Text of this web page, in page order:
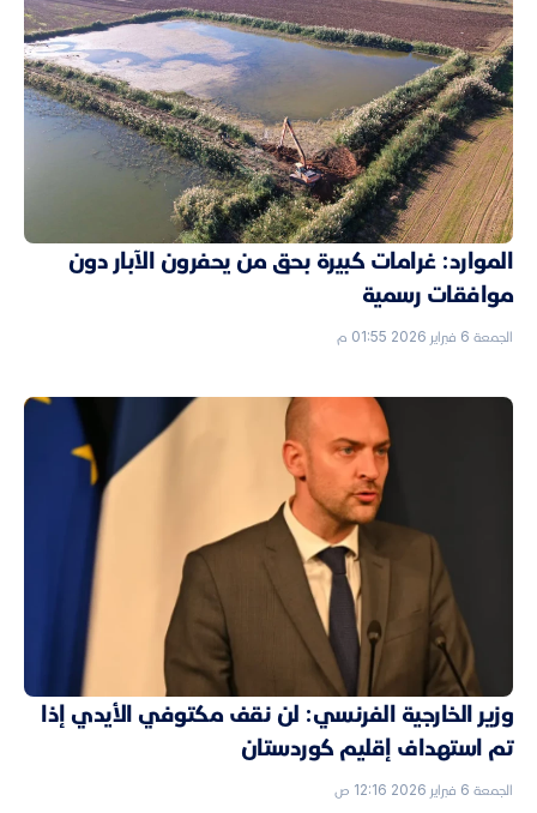
الموارد: غرامات كبيرة بحق من يحفرون الآبار دون
موافقات رسمية
الجمعة 6 فبراير 2026 01:55 م
وزير الخارجية الفرنسي: لن نقف مكتوفي الأيدي إذا
تم استهداف إقليم كوردستان
الجمعة 6 فبراير 2026 12:16 ص